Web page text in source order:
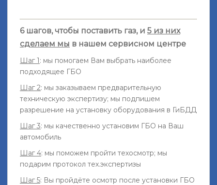
6 шагов, чтобы поставить газ, и 5 из них
сделаем мы в нашем сервисном центре
Шаг 1: мы помогаем Вам выбрать наиболее
подходящее ГБО
Шаг 2: мы заказываем предварительную
техническую экспертизу; мы подпишем
разрешение на установку оборудования в ГиБДД
Шаг 3: мы качественно установим ГБО на Ваш
автомобиль
Шаг 4: мы поможем пройти техосмотр; мы
подарим протокол тех.экспертизы
Шаг 5: Вы пройдёте осмотр после установки ГБО